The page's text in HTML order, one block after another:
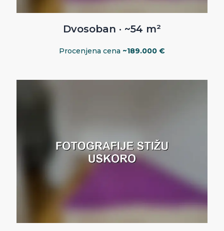
Dvosoban · ~54 m²
Procenjena cena ~189.000 €